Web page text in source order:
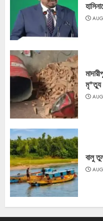
মৃ*ত্যু
বালু